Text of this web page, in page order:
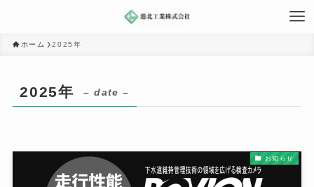
ホーム 2025年
2025年 – date –
お知らせ